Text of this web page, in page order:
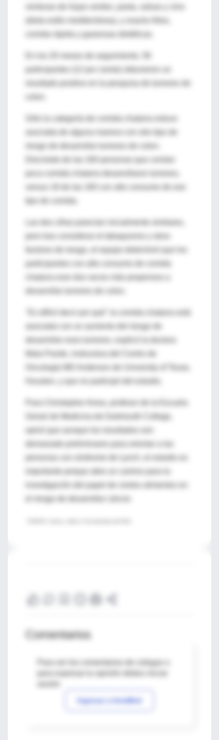
comida rápida y gaseosas dietéticas.
En los 20 meses de seguimiento, 56
resultado positivo en la pesquisa de tumores de
Sólo la categoría de comida chatarra estuvo
asociada de alguna manera con otro tipo de
riesgo de desarrollar tumores de colon.
pero tras considerar el tabaquismo y otros
factores de riesgo, el equipo determinó que los
asociada con un aumento del riesgo de
Oncología MD Anderson de University of Texas,
Geisel de Medicina de Dartmouth College,
opinó que aunque los resultados son
importante porque abre un camino para la
investigación del papel de ciertos alimentos en
el riesgo de desarrollar cáncer.
Comentarios
Para ver los comentarios de colegas o
Ingresar a IntraMed